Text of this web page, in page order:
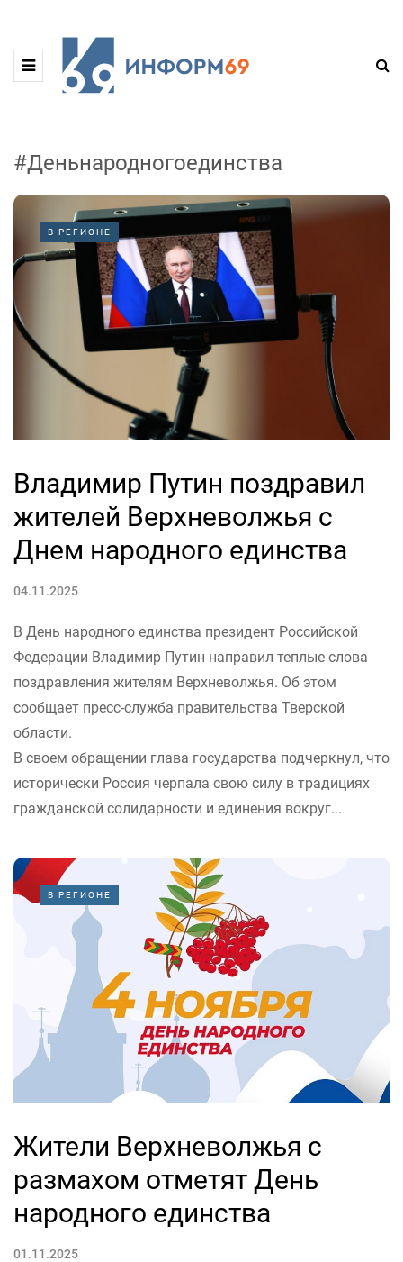
#Деньнародногоединства
В РЕГИОНЕ
Владимир Путин поздравил
жителей Верхневолжья с
Днем народного единства
04.11.2025
В День народного единства президент Российской
Федерации Владимир Путин направил теплые слова
поздравления жителям Верхневолжья. Об этом
сообщает пресс-служба правительства Тверской
области.
В своем обращении глава государства подчеркнул, что
исторически Россия черпала свою силу в традициях
гражданской солидарности и единения вокруг...
В РЕГИОНЕ
Жители Верхневолжья с
размахом отметят День
народного единства
01.11.2025